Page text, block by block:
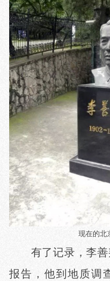
现在的北
有了记录，李
报告，他到地质调